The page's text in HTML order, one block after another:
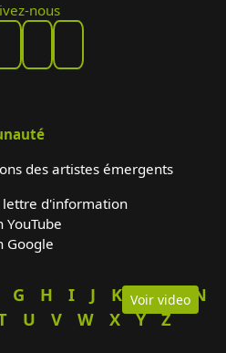
Voir video
nous
des artistes émergents
lettre d'information
Google
G H I J K L M
N
U V W X Y Z